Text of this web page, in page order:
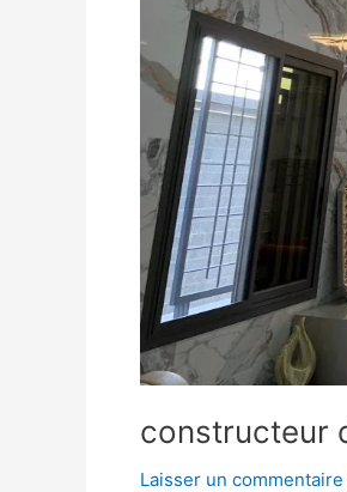
constructeur
Laisser un commentaire